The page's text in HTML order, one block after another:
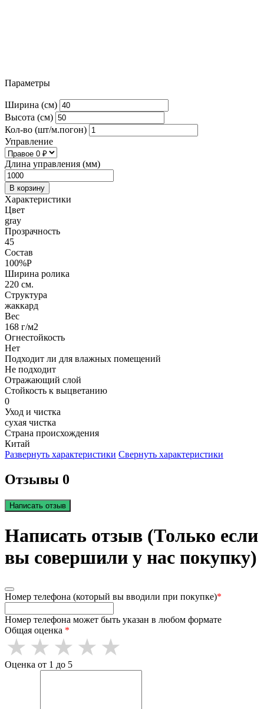
Параметры
Ширина (см)
Высота (см)
Кол-во (шт/м.погон)
Управление
Длина управления (мм)
В корзину
Характеристики
Цвет
gray
Прозрачность
45
Состав
100%P
Ширина ролика
220 см.
Структура
жаккард
Вес
168 г/м2
Огнестойкость
Нет
Подходит ли для влажных помещений
Не подходит
Отражающий слой
Стойкость к выцветанию
0
Уход и чистка
сухая чистка
Страна происхождения
Китай
Развернуть характеристики Свернуть характеристики
Отзывы 0
Написать отзыв
Написать отзыв (Только если
вы совершили у нас покупку)
Номер телефона (который вы вводили при покупке)*
Номер телефона может быть указан в любом формате
Общая оценка *
Оценка от 1 до 5